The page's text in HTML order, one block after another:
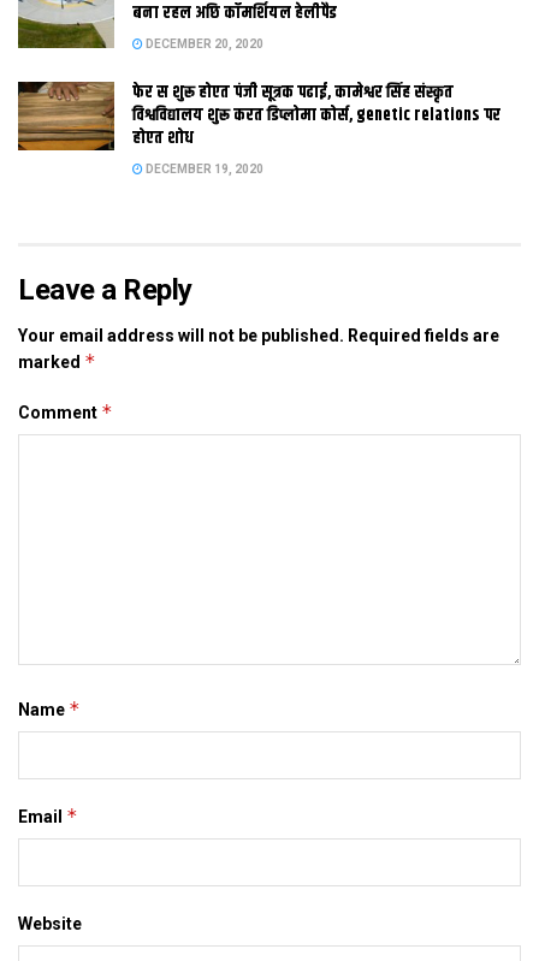
Tags: bihar election
बना रहल अछि कॉमर्शियल हेलीपैड
DECEMBER 20, 2020
फेर स शुरू होएत पंजी सूत्रक पढाई, कामेश्वर सिंह संस्कृत
विश्वविद्यालय शुरू करत डिप्लोमा कोर्स, genetic relations पर
होएत शोध
DECEMBER 19, 2020
Leave a Reply
Your email address will not be published. Required fields are
marked *
Comment *
Name *
Email *
Website